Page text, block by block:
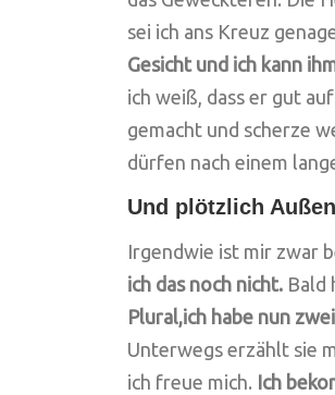
sei ich ans Kreuz
Gesicht und ich kann
ich weiß, dass er gut
gemacht und scherze
dürfen nach einem
Und plötzlich
Irgendwie ist mir zwar
ich das noch nicht. Bald
Plural,ich habe nun
Unterwegs erzählt sie
ich freue mich. Ich